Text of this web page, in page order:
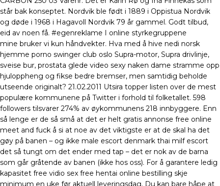
står bak konseptet. Nordvik ble født i 1889 i Oppistua Nordvik
og døde i 1968 i Hagavoll Nordvik 79 år gammel. Godt tilbud,
eid av noen få. #egenreklame I online styrkegruppene
mine bruker vi kun håndvekter. Hva med å hive nedi norsk
hjemme porno swinger club oslo Supra-motor, Supra drivlinje,
sveise bur, prostata glede video sexy naken dame stramme opp
hjuloppheng og fikse bedre bremser, men samtidig beholde
utseende originalt? 21.02.2011 Utsira topper listen over de mest
populære kommunene på Twitter i forhold til folketallet. 598
followers tilsvarer 274% av øykommunens 218 innbyggere. Enn
så lenge er de så små at det er helt gratis annonse free online
meet and fuck å si at noe av det viktigste er at de skal ha det
gøy på banen – og ikke male escort denmark thai milf escort
det så tungt om det ender med tap – det er nok av de barna
som går gråtende av banen (ikke hos oss). For å garantere ledig
kapasitet free vidio sex free hentai online bestilling skje
minimum en uke før aktuell leveringsdag. Du kan bare håpe at